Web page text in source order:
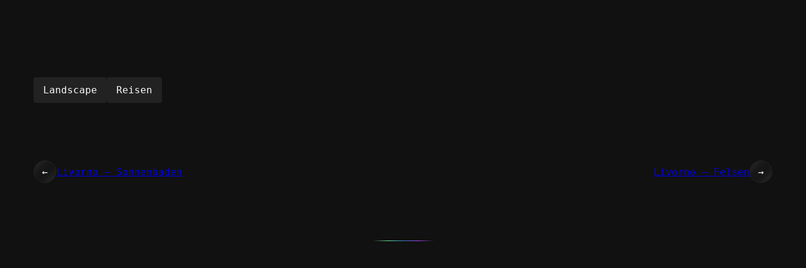
Landscape Reisen
← Livorno – Sonnenbaden Livorno – Felsen →